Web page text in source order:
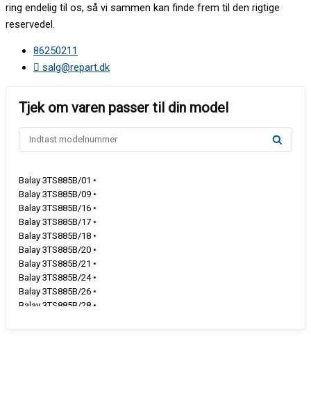
ring endelig til os, så vi sammen kan finde frem til den rigtige
reservedel.
86250211
salg@repart.dk
Balay 3TS885B/01 •
Balay 3TS885B/09 •
Balay 3TS885B/16 •
Balay 3TS885B/17 •
Balay 3TS885B/18 •
Balay 3TS885B/20 •
Balay 3TS885B/21 •
Balay 3TS885B/24 •
Balay 3TS885B/26 •
Balay 3TS885B/28 •
Balay 3TS885B/31 •